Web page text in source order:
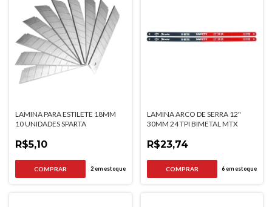
LAMINA PARA ESTILETE 18MM
10 UNIDADES SPARTA
R$5,10
2em estoque
LAMINA ARCO DE SERRA 12"
30MM 24 TPI BIMETAL MTX
R$23,74
6em estoque